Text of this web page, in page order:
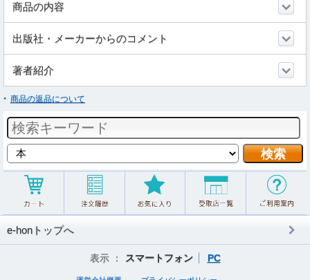
商品の内容
出版社・メーカーからのコメント
著者紹介
商品の返品について
e-honトップへ
表示 ： スマートフォン PC